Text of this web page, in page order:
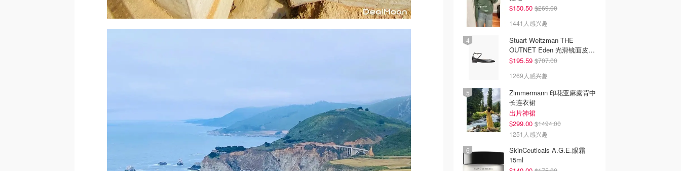
$150.50 $269.00
1441人感兴趣
Stuart Weitzman THE
OUTNET Eden 光滑镜面皮芭
蕾平底鞋
$195.59 $707.00
1269人感兴趣
Zimmermann 印花亚麻露背中
长连衣裙
出片神裙
$299.00 $1494.00
1251人感兴趣
SkinCeuticals A.G.E.眼霜
15ml